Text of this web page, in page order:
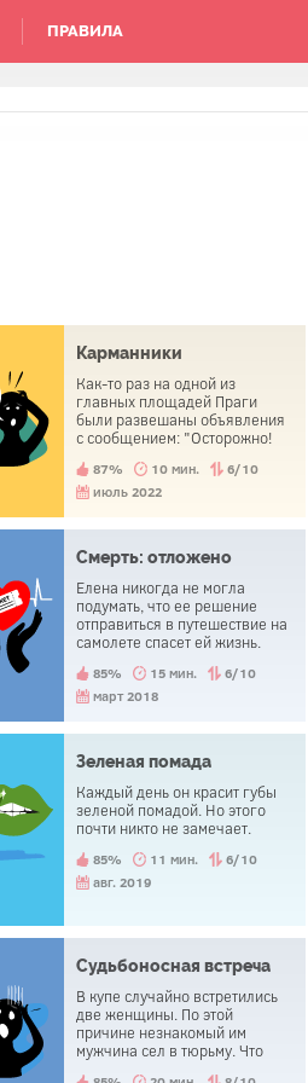
ПРАВИЛА
Карманники
Как-то раз на одной из
главных площадей Праги
были развешаны объявления
с сообщением: "Осторожно!
Местные полицейские знали,
что здесь действительно
активно срывали эти
объявления. Зачем?
87% 10 мин.
6/10
июль 2022
Смерть: отложено
Елена никогда не могла
подумать, что ее решение
отправиться в путешествие на
самолете спасет ей жизнь.
85% 15 мин.
6/10
март 2018
Зеленая помада
Каждый день он красит губы
зеленой помадой. Но этого
почти никто не замечает.
85% 11 мин.
6/10
авг. 2019
Судьбоносная встреча
В купе случайно встретились
две женщины. По этой
причине незнакомый им
мужчина сел в тюрьму. Что